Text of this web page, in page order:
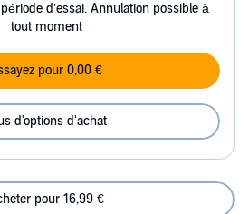
d’essai. Annulation possible à
tout moment
pour 0,00 €
d'options d'achat
pour 16,99 €